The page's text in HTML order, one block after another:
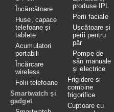
Încărcătoare
Huse, capace
telefoane și
tablete
Acumulatori
portabili
Încărcare
wireless
Folii telefoane
Smartwatch și
gadget
produse IPL
Perii faciale
Uscătoare și
perii pentru
păr
Pompe de
sân manuale
și electrice
Frigidere si
combine
frigorifice
Cuptoare cu